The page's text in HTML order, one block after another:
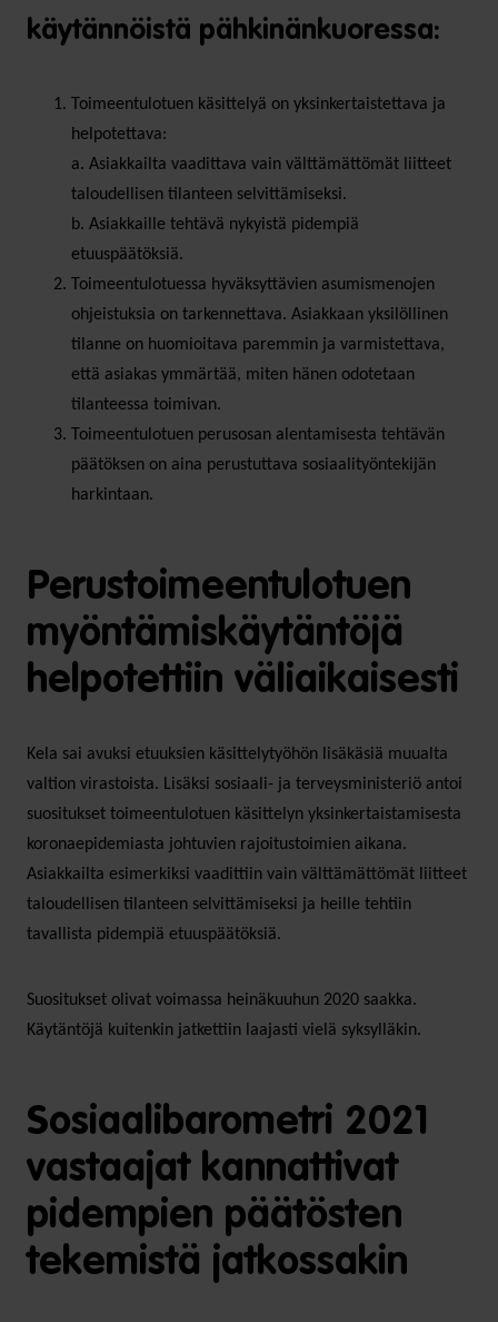
käytännöistä pähkinänkuoressa:
Toimeentulotuen käsittelyä on yksinkertaistettava ja
helpotettava:
a. Asiakkailta vaadittava vain välttämättömät liitteet
taloudellisen tilanteen selvittämiseksi.
b. Asiakkaille tehtävä nykyistä pidempiä
etuuspäätöksiä.
Toimeentulotuessa hyväksyttävien asumismenojen
ohjeistuksia on tarkennettava. Asiakkaan yksilöllinen
tilanne on huomioitava paremmin ja varmistettava,
että asiakas ymmärtää, miten hänen odotetaan
tilanteessa toimivan.
Toimeentulotuen perusosan alentamisesta tehtävän
päätöksen on aina perustuttava sosiaalityöntekijän
harkintaan.
Perustoimeentulotuen
myöntämiskäytäntöjä
helpotettiin väliaikaisesti
Kela sai avuksi etuuksien käsittelytyöhön lisäkäsiä muualta
valtion virastoista. Lisäksi sosiaali- ja terveysministeriö antoi
suositukset toimeentulotuen käsittelyn yksinkertaistamisesta
koronaepidemiasta johtuvien rajoitustoimien aikana.
Asiakkailta esimerkiksi vaadittiin vain välttämättömät liitteet
taloudellisen tilanteen selvittämiseksi ja heille tehtiin
tavallista pidempiä etuuspäätöksiä.
Suositukset olivat voimassa heinäkuuhun 2020 saakka.
Käytäntöjä kuitenkin jatkettiin laajasti vielä syksylläkin.
Sosiaalibarometri 2021
vastaajat kannattivat
pidempien päätösten
tekemistä jatkossakin